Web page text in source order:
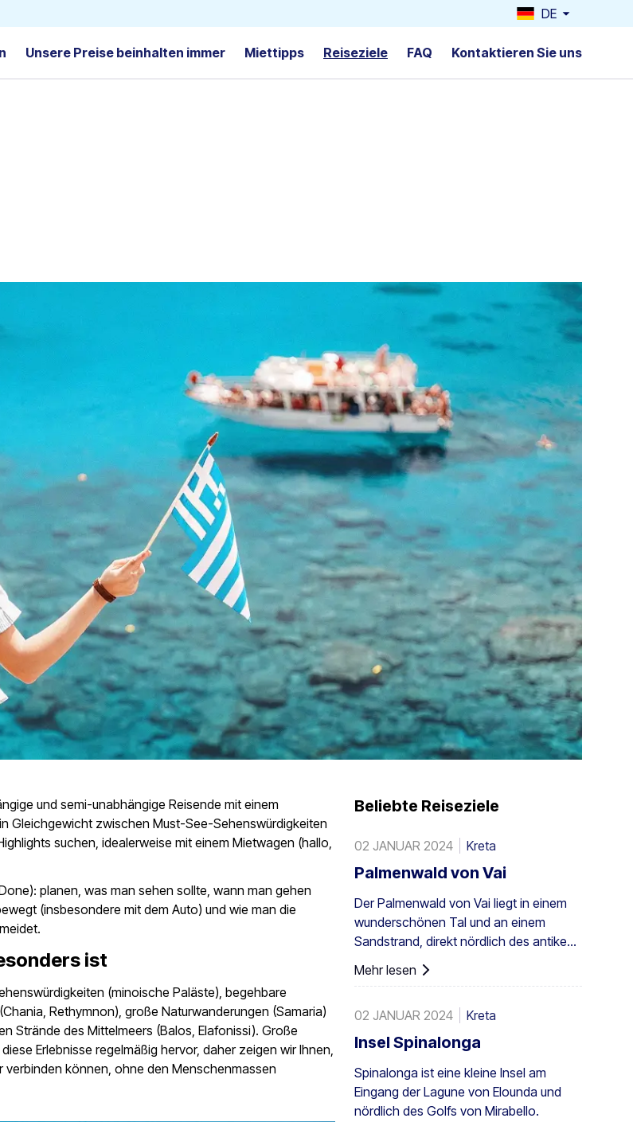
DE
Unsere Preise beinhalten immer Miettipps Reiseziele FAQ Kontaktieren Sie uns
und semi-unabhängige Reisende mit einem
Gleichgewicht zwischen Must-See-Sehenswürdigkeiten
suchen, idealerweise mit einem Mietwagen (hallo,
planen, was man sehen sollte, wann man gehen
(insbesondere mit dem Auto) und wie man die
ist
(minoische Paläste), begehbare
Rethymnon), große Naturwanderungen (Samaria)
Strände des Mittelmeers (Balos, Elafonissi). Große
Erlebnisse regelmäßig hervor, daher zeigen wir Ihnen,
verbinden können, ohne den Menschenmassen
Beliebte Reiseziele
02 JANUAR 2024 Kreta
Palmenwald von Vai
Der Palmenwald von Vai liegt in einem
wunderschönen Tal und an einem
Sandstrand, direkt nördlich des antiken
Itanos: 28 km von Sitia, 8 km von
Palaikastro und 6 km von Toplou über
Fläche von 200 Stremmata (50 Acres)
besteht er aus den einheimischen
Theophrastus-Palmen – der größten
Kolonie nicht nur in Griechenland,
sondern in ganz Europa. Ein
ausreichend großer Bestand existiert
Mehr lesen
02 JANUAR 2024 Kreta
Insel Spinalonga
Spinalonga ist eine kleine Insel am
Eingang der Lagune von Elounda und
nördlich des Golfs von Mirabello.